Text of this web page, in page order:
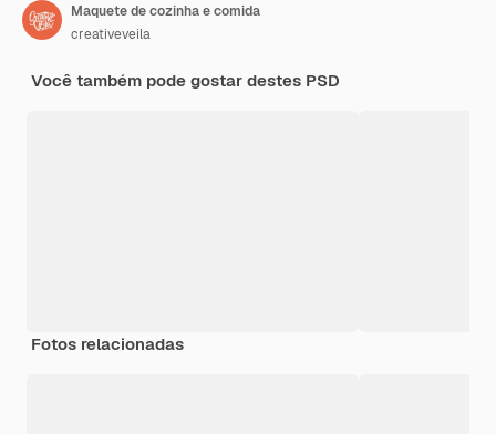
Maquete de cozinha e comida
creativeveila
Você também pode gostar destes PSD
Fotos relacionadas